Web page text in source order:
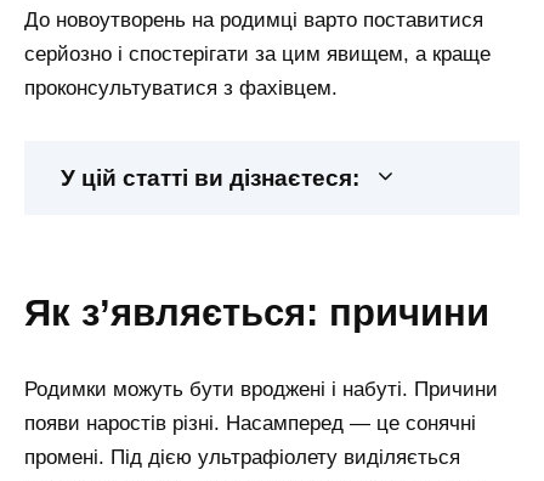
До новоутворень на родимці варто поставитися
серйозно і спостерігати за цим явищем, а краще
проконсультуватися з фахівцем.
У цій статті ви дізнаєтеся:
як з’являється: причини
Родимки можуть бути вроджені і набуті. Причини
появи наростів різні. Насамперед — це сонячні
промені. Під дією ультрафіолету виділяється